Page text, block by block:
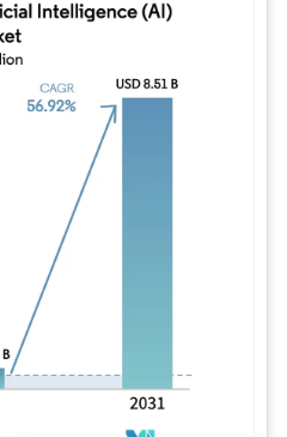
Bild © Mordor Intelligence.